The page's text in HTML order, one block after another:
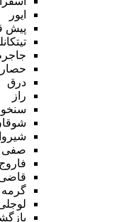
ایور
پیش
درق
راز
صفی
فاروج
گرمه